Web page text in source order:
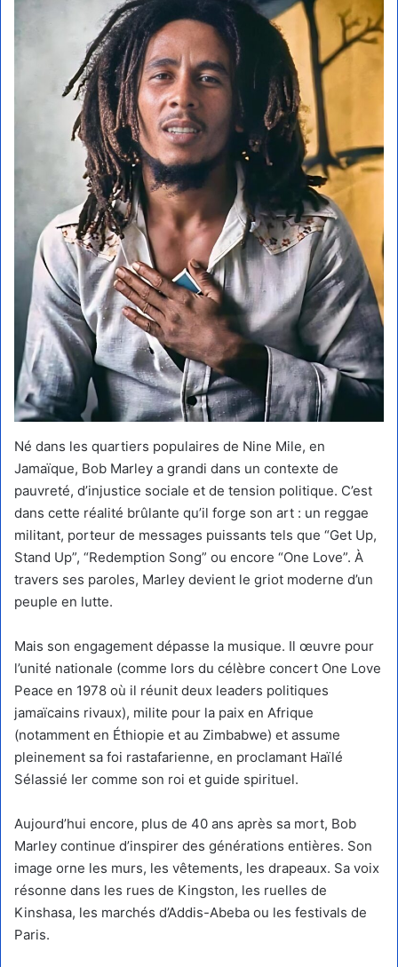
Né dans les quartiers populaires de Nine Mile, en
Jamaïque, Bob Marley a grandi dans un contexte de
pauvreté, d’injustice sociale et de tension politique. C’est
dans cette réalité brûlante qu’il forge son art : un reggae
militant, porteur de messages puissants tels que “Get Up,
Stand Up”, “Redemption Song” ou encore “One Love”. À
travers ses paroles, Marley devient le griot moderne d’un
peuple en lutte.
Mais son engagement dépasse la musique. Il œuvre pour
l’unité nationale (comme lors du célèbre concert One Love
Peace en 1978 où il réunit deux leaders politiques
jamaïcains rivaux), milite pour la paix en Afrique
(notamment en Éthiopie et au Zimbabwe) et assume
pleinement sa foi rastafarienne, en proclamant Haïlé
Sélassié Ier comme son roi et guide spirituel.
Aujourd’hui encore, plus de 40 ans après sa mort, Bob
Marley continue d’inspirer des générations entières. Son
image orne les murs, les vêtements, les drapeaux. Sa voix
résonne dans les rues de Kingston, les ruelles de
Kinshasa, les marchés d’Addis-Abeba ou les festivals de
Paris.